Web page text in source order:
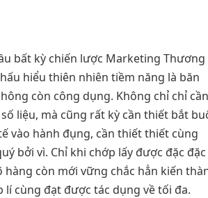
bất kỳ chiến lược Marketing Thương
hiểu thiên nhiên tiềm năng là băn
còn công dụng. Không chỉ chỉ cần
liệu, mà cũng rất kỳ cần thiết bắt
vào hành đụng, cần thiết thiết cùng
bởi vì. Chỉ khi chớp lấy được đặc đặc
hàng còn mới vững chắc hẳn kiến
lí cùng đạt được tác dụng về tối đa.